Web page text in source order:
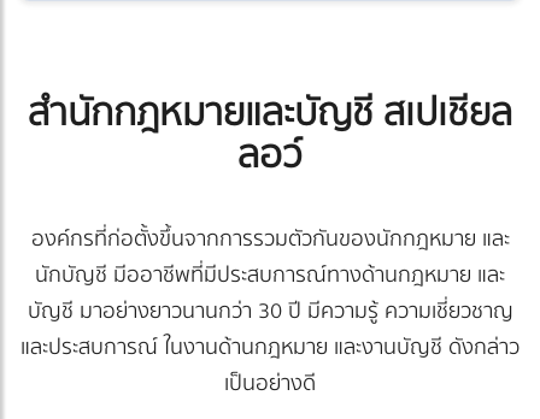
สำนักกฎหมายและบัญชี สเปเชียล
ลอว์
องค์กรที่ก่อตั้งขึ้นจากการรวมตัวกันของนักกฎหมาย และ
นักบัญชี มีออาชีพที่มีประสบการณ์ทางด้านกฎหมาย และ
บัญชี มาอย่างยาวนานกว่า 30 ปี มีความรู้ ความเชี่ยวชาญ
และประสบการณ์ ในงานด้านกฎหมาย และงานบัญชี ดังกล่าว
เป็นอย่างดี